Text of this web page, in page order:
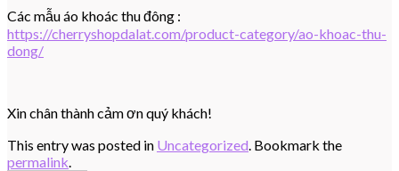
Các mẫu áo khoác thu đông :
https://cherryshopdalat.com/product-category/ao-khoac-thu-
dong/
Xin chân thành cảm ơn quý khách!
This entry was posted in Uncategorized. Bookmark the
permalink.